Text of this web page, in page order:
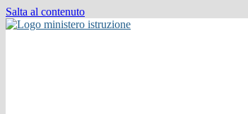
Salta al contenuto